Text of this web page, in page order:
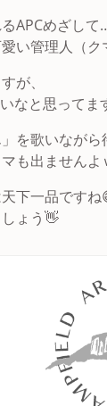
APCめざして
い管理人（ク
が、
なと思ってま
を歌いながら
も出ませんよ
下一品ですね
ょう👋